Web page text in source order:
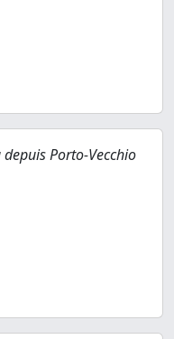
Porto-Vecchio